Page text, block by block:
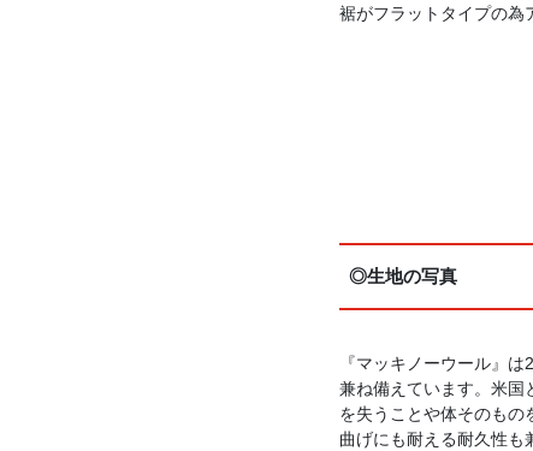
裾がフラットタイプの為
◎生地の写真
『マッキノーウール』
兼ね備えています。米国
を失うことや体そのもの
曲げにも耐える耐久性も